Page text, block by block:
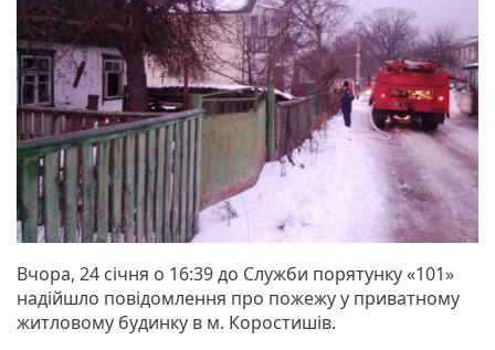
Вчора, 24 січня о 16:39 до Служби порятунку «101»
надійшло повідомлення про пожежу у приватному
житловому будинку в м. Коростишів.